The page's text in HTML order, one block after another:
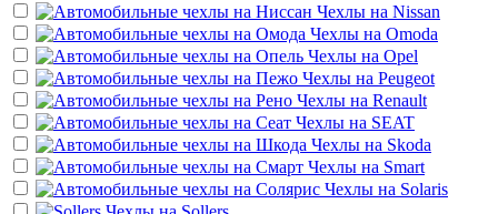
Чехлы на Nissan
Чехлы на Omoda
Чехлы на Opel
Чехлы на Peugeot
Чехлы на Renault
Чехлы на SEAT
Чехлы на Skoda
Чехлы на Smart
Чехлы на Solaris